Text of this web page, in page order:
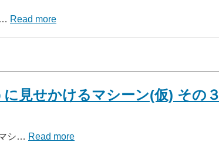
Read more
見せかけるマシーン(仮) その３
シ… Read more